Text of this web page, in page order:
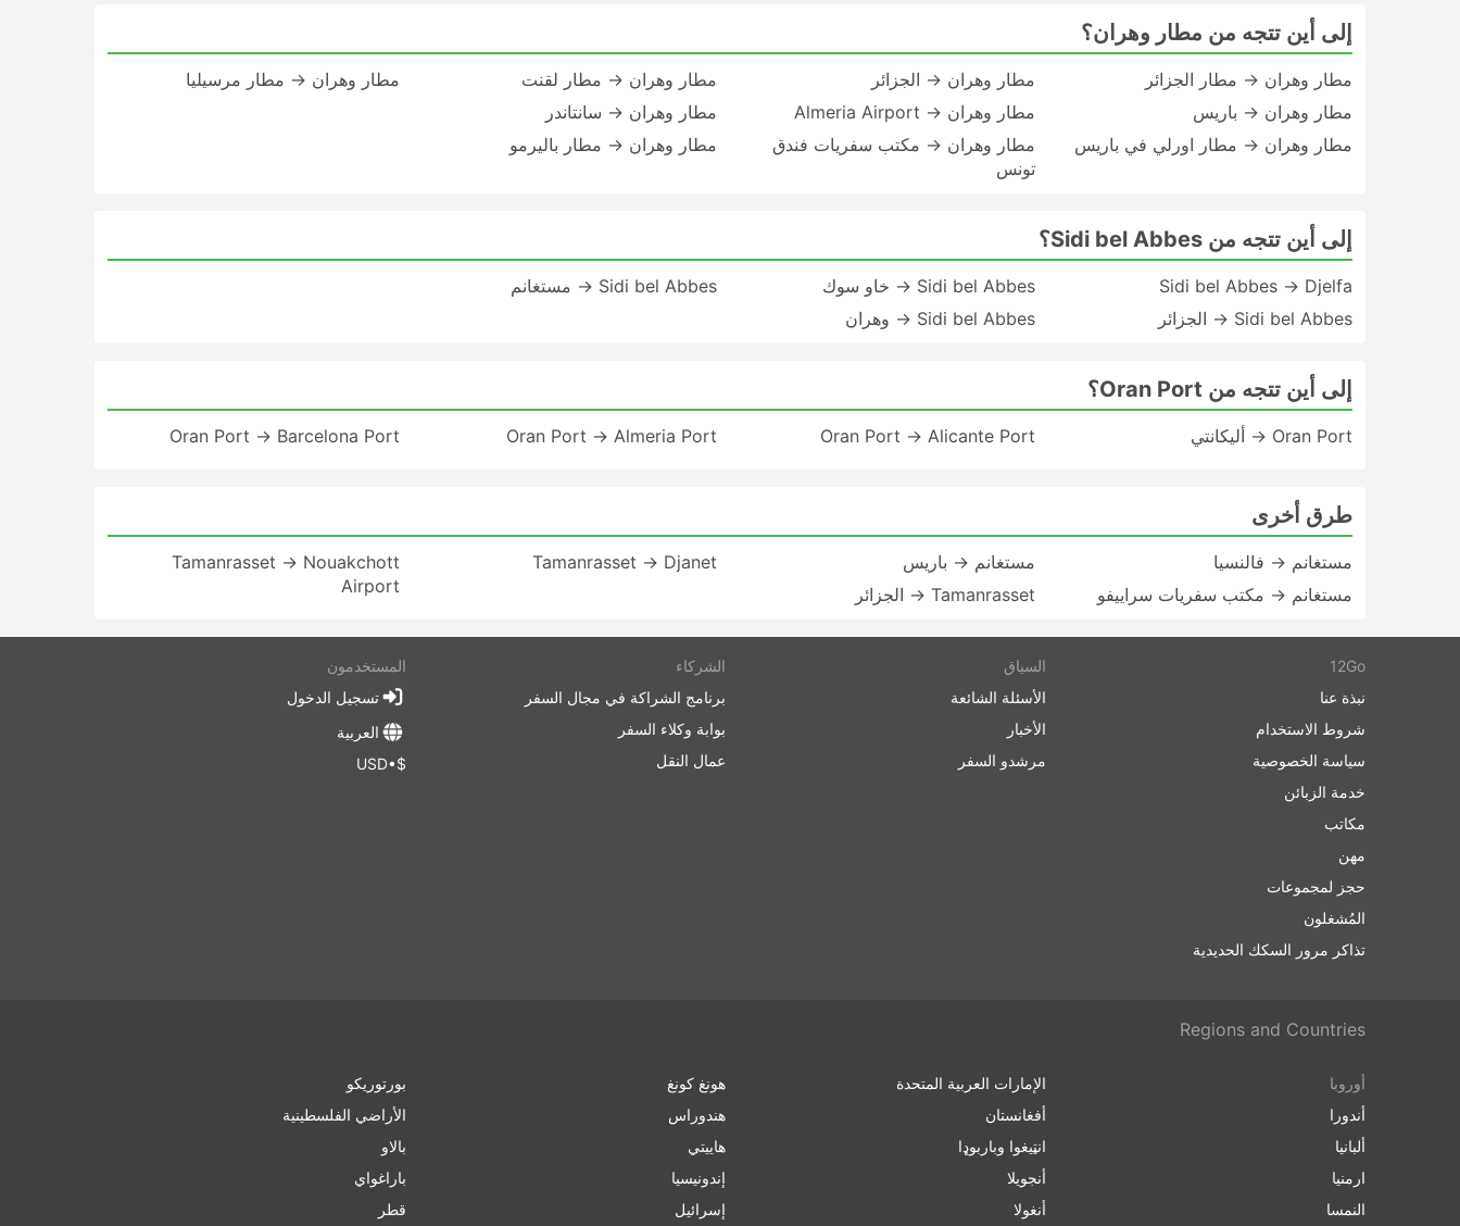
إلى أين تتجه من مطار وهران؟
مطار وهران → مطار الجزائر
مطار وهران → باريس
مطار وهران → مطار اورلي في باريس
مطار وهران → الجزائر
مطار وهران → Almeria Airport
مطار وهران → مكتب سفريات فندق
تونس
مطار وهران → مطار لقنت
مطار وهران → سانتاندر
مطار وهران → مطار باليرمو
مطار وهران → مطار مرسيليا
إلى أين تتجه من Sidi bel Abbes؟
Sidi bel Abbes → Djelfa
Sidi bel Abbes → الجزائر
Sidi bel Abbes → خاو سوك
Sidi bel Abbes → وهران
Sidi bel Abbes → مستغانم
إلى أين تتجه من Oran Port؟
Oran Port → أليكانتي Oran Port → Alicante Port
Oran Port → Almeria Port
Oran Port → Barcelona Port
طرق أخرى
مستغانم → فالنسيا
مستغانم → مكتب سفريات سراييفو
مستغانم → باريس
Tamanrasset → الجزائر
Tamanrasset → Djanet
Tamanrasset → Nouakchott
Airport
12Go
نبذة عنا
شروط الاستخدام
سياسة الخصوصية
خدمة الزبائن
مكاتب
مهن
حجز لمجموعات
المُشغلون
تذاكر مرور السكك الحديدية
السياق
الأسئلة الشائعة
الأخبار
مرشدو السفر
الشركاء
برنامج الشراكة في مجال السفر
بوابة وكلاء السفر
عمال النقل
المستخدمون
تسجيل الدخول
العربية
$•USD
Regions and Countries
أوروبا
أندورا
ألبانيا
ارمنیا
النمسا
الإمارات العربية المتحدة
أفغانستان
انټیغوا وباربوډا
أنجويلا
أنغولا
هونغ كونغ
هندوراس
هاييتي
إندونيسيا
إسرائیل
بورتوريكو
الأراضي الفلسطينية
بالاو
باراغواي
قطر